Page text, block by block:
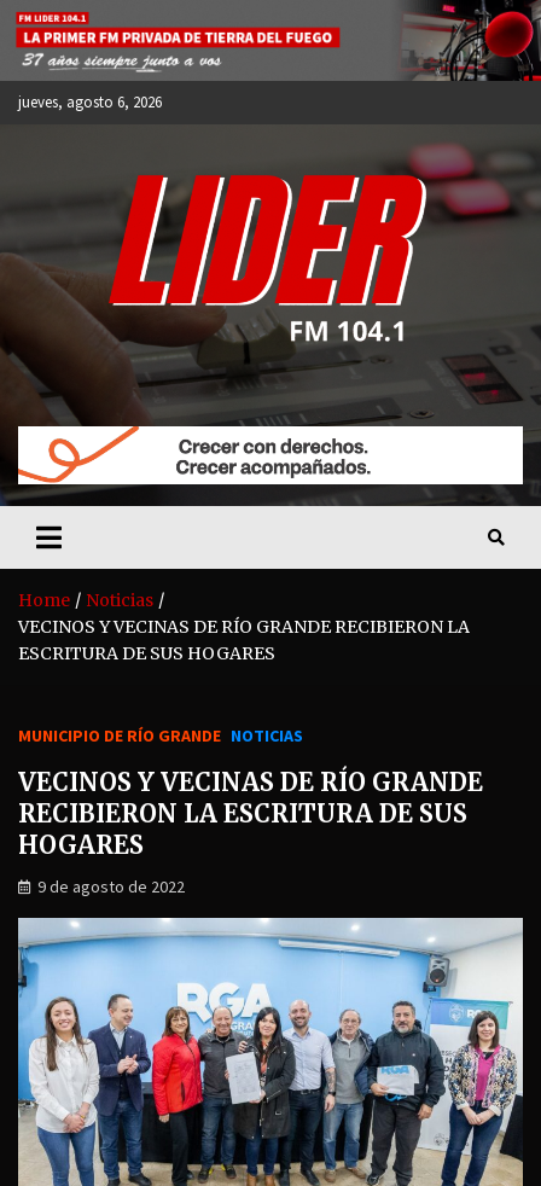
Skip
content
jueves, agosto 6, 2026
FM LIDER 104.1
Home
Noticias
VECINOS Y VECINAS DE RÍO GRANDE RECIBIERON LA
ESCRITURA DE SUS HOGARES
MUNICIPIO DE RÍO GRANDE NOTICIAS
VECINOS Y VECINAS DE RÍO GRANDE
RECIBIERON LA ESCRITURA DE SUS
HOGARES
9 de agosto de 2022